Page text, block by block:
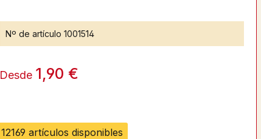
12169 artículos disponibles
Nº de artículo 1001514
Desde 1,90 €